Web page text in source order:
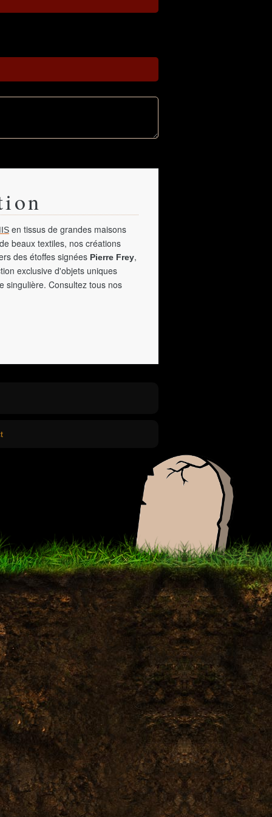
en tissus de grandes maisons
beaux textiles, nos créations
des étoffes signées Pierre Frey,
exclusive d'objets uniques
singulière. Consultez tous nos